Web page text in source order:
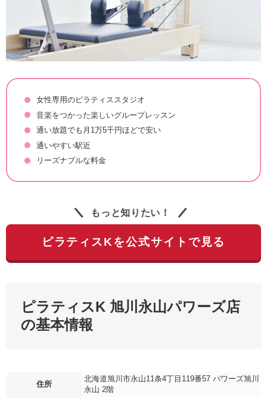
女性専用のピラティススタジオ
音楽をつかった楽しいグループレッスン
通い放題でも月1万5千円ほどで安い
通いやすい駅近
リーズナブルな料金
もっと知りたい！
ピラティスKを公式サイトで見る
ピラティスK 旭川永山パワーズ店
の基本情報
住所
北海道旭川市永山11条4丁目119番57 パワーズ旭川
永山 2階